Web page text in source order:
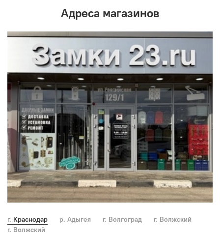
Адреса магазинов
г. Краснодар р. Адыгея г. Волгоград
г. Волжский
г. Волжский